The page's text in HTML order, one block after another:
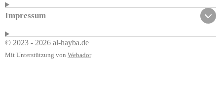
Impressum
© 2023 - 2026 al-hayba.de
Mit Unterstützung von Webador